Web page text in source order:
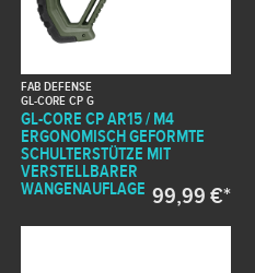
FAB DEFENSE
GL-CORE CP G
GL-CORE CP AR15 / M4
ERGONOMISCH GEFORMTE
SCHULTERSTÜTZE MIT
VERSTELLBARER
WANGENAUFLAGE 99,99 €*